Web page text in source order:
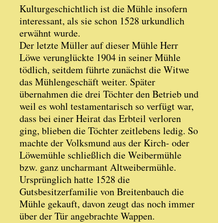
Kulturgeschichtlich ist die Mühle insofern
interessant, als sie schon 1528 urkundlich
erwähnt wurde.
Der letzte Müller auf dieser Mühle Herr
Löwe verunglückte 1904 in seiner Mühle
tödlich, seitdem führte zunächst die Witwe
das Mühlengeschäft weiter. Später
übernahmen die drei Töchter den Betrieb und
weil es wohl testamentarisch so verfügt war,
dass bei einer Heirat das Erbteil verloren
ging, blieben die Töchter zeitlebens ledig. So
machte der Volksmund aus der Kirch- oder
Löwemühle schließlich die Weibermühle
bzw. ganz uncharmant Altweibermühle.
Ursprünglich hatte 1528 die
Gutsbesitzerfamilie von Breitenbauch die
Mühle gekauft, davon zeugt das noch immer
über der Tür angebrachte Wappen.